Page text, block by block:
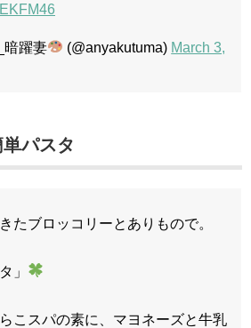
躍妻 (@anyakutuma) March 3,
パスタ
たブロッコリーとありもので。
」
こスパの素に、マヨネーズと牛乳